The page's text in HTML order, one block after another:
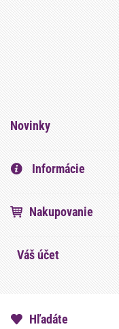
Novinky
Informácie
Nakupovanie
Váš účet
Hľadáte